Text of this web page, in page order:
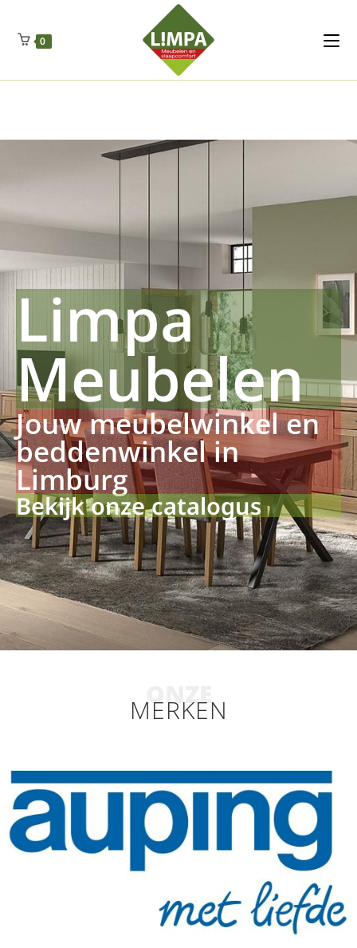
Regenschut
Drueckerpro
Fettsauren Dekemax Kapselmed
Luftkuhlen Zauberfan Netzfenste Insektensc
0
Limpa
Meubelen
Jouw meubelwinkel en
beddenwinkel in
Limburg
Bekijk onze catalogus
ONZE
MERKEN